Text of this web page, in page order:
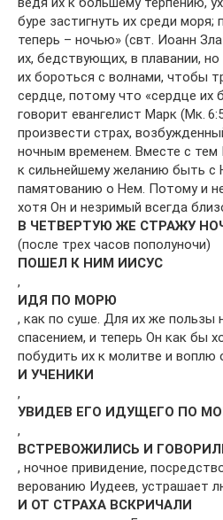
буре застигнуть их среди
теперь – ночью» (свт. Иоанн
их, бедствующих, в плавании,
их бороться с волнами, чтобы
сердце, потому что «сердце их
говорит евангелист Марк (Мк.
произвести страх,
ночным временем. Вместе с тем
к сильнейшему желанию быть с
памятованию о Нем. Потому и
хотя Он и незримый всегда
В ЧЕТВЕРТУЮ ЖЕ СТРАЖУ
(после трех часов пополуночи)
ПОШЕЛ К НИМ ИИСУС
,
ИДЯ ПО МОРЮ
, как по суше. Для их же пользы
спасением, и теперь Он как бы
побудить их к молитве и воплю
И УЧЕНИКИ
,
УВИДЕВ ЕГО ИДУЩЕГО ПО
,
ВСТРЕВОЖИЛИСЬ И
, ночное привидение,
верованию Иудеев, устрашает
И ОТ СТРАХА ВСКРИЧАЛИ